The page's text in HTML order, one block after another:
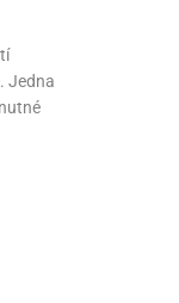
Jedna